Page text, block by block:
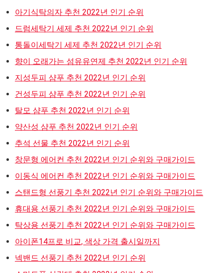
아기식탁의자 추천 2022년 인기 순위
드럼세탁기 세제 추천 2022년 인기 순위
통돌이세탁기 세제 추천 2022년 인기 순위
향이 오래가는 섬유유연제 추천 2022년 인기 순위
지성두피 샴푸 추천 2022년 인기 순위
건성두피 샴푸 추천 2022년 인기 순위
탈모 샴푸 추천 2022년 인기 순위
약산성 샴푸 추천 2022년 인기 순위
추석 선물 추천 2022년 인기 순위
창문형 에어컨 추천 2022년 인기 순위와 구매가이드
이동식 에어컨 추천 2022년 인기 순위와 구매가이드
스탠드형 선풍기 추천 2022년 인기 순위와 구매가이드
휴대용 선풍기 추천 2022년 인기 순위와 구매가이드
탁상용 선풍기 추천 2022년 인기 순위와 구매가이드
아이폰14프로 비교, 색상 가격 출시일까지
넥밴드 선풍기 추천 2022년 인기 순위